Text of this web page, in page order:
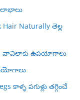
లాభాలు
Hair Naturally తెల్ల
వావిలాకు ఉపయోగాలు
కాళ్ళ పగుళ్లు తగ్గించే